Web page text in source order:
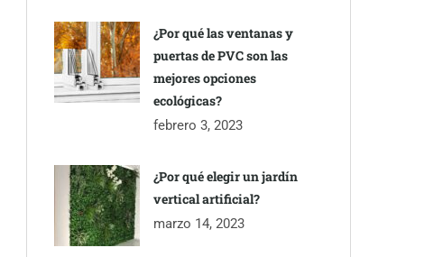
¿Por qué las ventanas y
puertas de PVC son las
mejores opciones
ecológicas?
febrero 3, 2023
¿Por qué elegir un jardín
vertical artificial?
marzo 14, 2023